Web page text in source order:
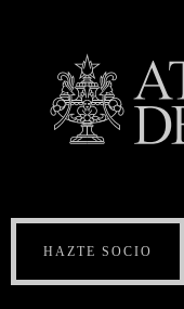
HAZTE SOCIO